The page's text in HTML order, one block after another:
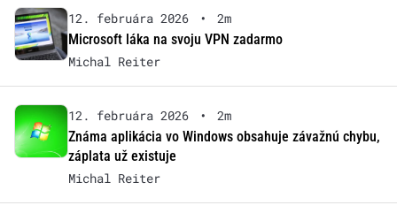
12. februára 2026 •
2m
Microsoft láka na svoju VPN zadarmo
Michal Reiter
12. februára 2026 •
2m
Známa aplikácia vo Windows obsahuje závažnú chybu,
záplata už existuje
Michal Reiter